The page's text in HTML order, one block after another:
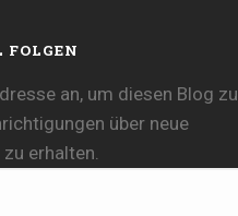
an, um diesen Blog zu
über neue
erhalten.